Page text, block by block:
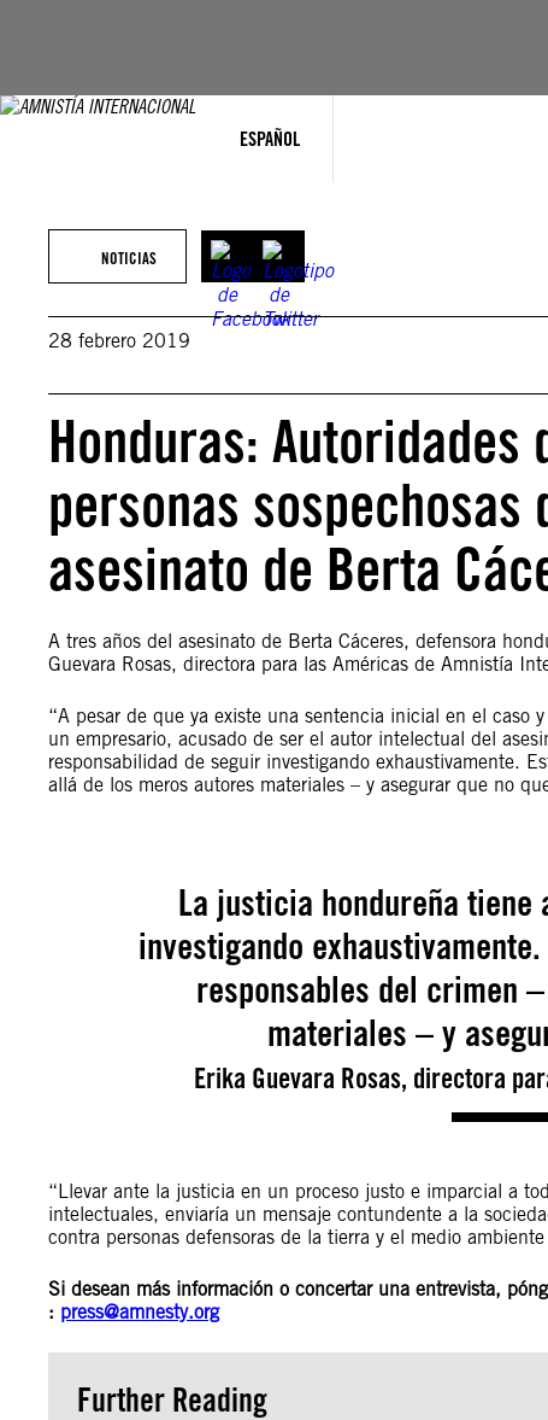
ESPAÑOL
NOTICIAS
28 febrero 2019
Honduras:
personas
asesinato de Berta
A tres años del asesinato de Berta Cáceres, defensora
Guevara Rosas, directora para las Américas de Amnistía
“A pesar de que ya existe una sentencia inicial en el caso
un empresario, acusado de ser el autor intelectual del
responsabilidad de seguir investigando exhaustivamente.
allá de los meros autores materiales – y asegurar que no
La justicia hondureña
investigando
responsables del crimen
materiales – y
Erika Guevara Rosas, directora
“Llevar ante la justicia en un proceso justo e imparcial a
intelectuales, enviaría un mensaje contundente a la
contra personas defensoras de la tierra y el medio
Si desean más información o concertar una entrevista,
: press@amnesty.org
Further Reading